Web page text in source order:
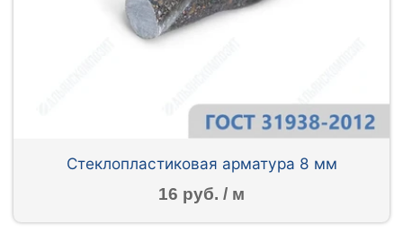
Стеклопластиковая арматура 8 мм
16 руб. / м